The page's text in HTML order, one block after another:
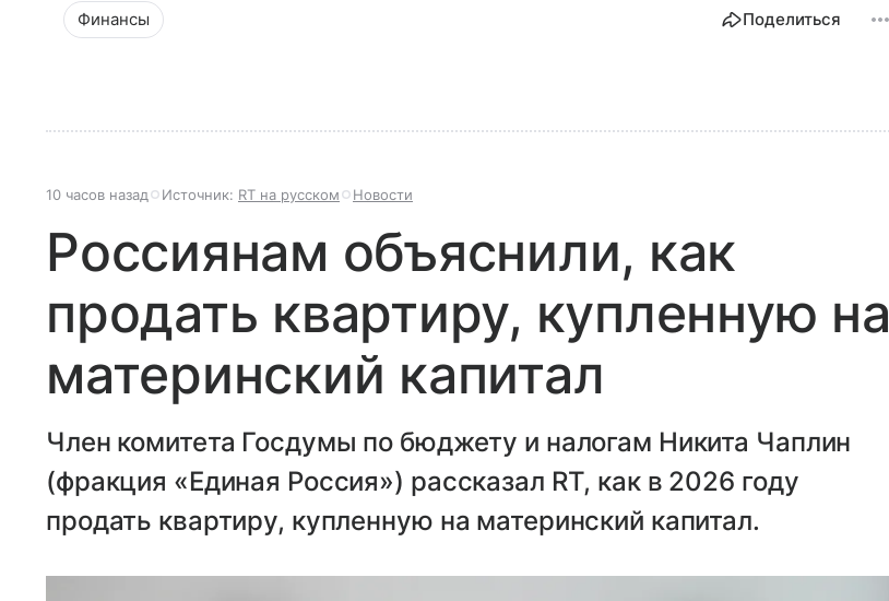
Финансы Поделиться
10 часов назад Источник: RT на русском Новости
Россиянам объяснили, как
продать квартиру, купленную на
материнский капитал
Член комитета Госдумы по бюджету и налогам Никита Чаплин
(фракция «Единая Россия») рассказал RT, как в 2026 году
продать квартиру, купленную на материнский капитал.